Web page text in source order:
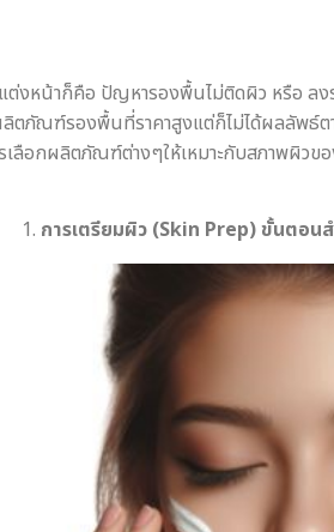
หน้าก็คือ ปัญหารองพื้นไม่ติดผิว หรือ ล
ตภัณฑ์รองพื้นที่ราคาสูงแต่ก็ไม่ได้ผลลัพธ์
อกผลิตภัณฑ์ต่างๆให้เหมาะกับสภาพผิวขอ
1. การเตรียมผิว (Skin Prep) ขั้นตอ